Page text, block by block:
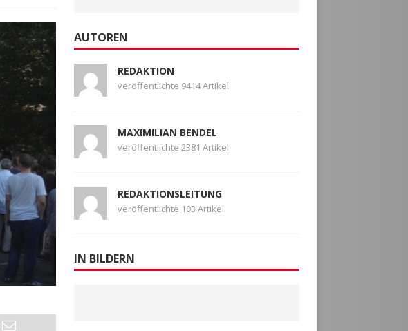
AUTOREN
REDAKTION
veröffentlichte 9414 Artikel
MAXIMILIAN BENDEL
veröffentlichte 2381 Artikel
REDAKTIONSLEITUNG
veröffentlichte 103 Artikel
IN BILDERN